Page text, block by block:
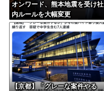
オンワード、熊本地震を受け社
内ルールを大幅変更
【京都】「グレーな案件やる